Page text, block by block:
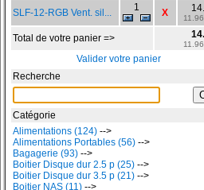
SLF-12-RGB Vent. sil...
1 X
Total de votre panier =>
Valider votre panier
Recherche
Catégorie
Alimentations (124) -->
Alimentations Portables (56) -->
Bagagerie (93) -->
Boitier Disque dur 2.5 p (25) -->
Boitier Disque dur 3.5 p (21) -->
Boitier NAS (11) -->